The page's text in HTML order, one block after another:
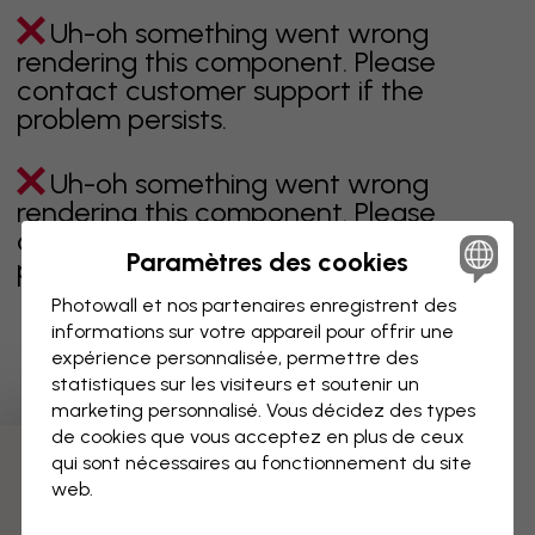
Uh-oh something went wrong
rendering this component. Please
contact customer support if the
problem persists.
Uh-oh something went wrong
rendering this component. Please
contact customer support if the
problem persists.
Page 1 sur 1 pages
Découvrez plus de catégories
Paramètres des cookies
Photowall et nos partenaires enregistrent des
informations sur votre appareil pour offrir une
expérience personnalisée, permettre des
statistiques sur les visiteurs et soutenir un
marketing personnalisé. Vous décidez des types
de cookies que vous acceptez en plus de ceux
qui sont nécessaires au fonctionnement du site
web.